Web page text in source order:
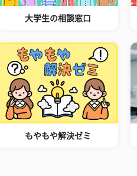
大学生の相談窓口
もやもや解決ゼミ